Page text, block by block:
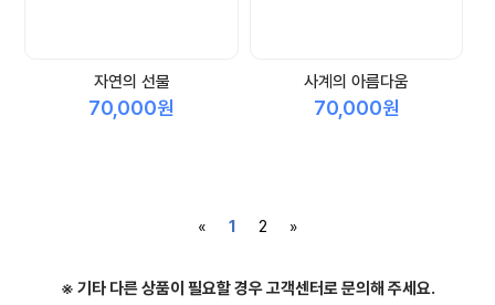
자연의 선물
70,000원
사계의 아름다움
70,000원
« 1 2 »
※ 기타 다른 상품이 필요할 경우 고객센터로 문의해 주세요.